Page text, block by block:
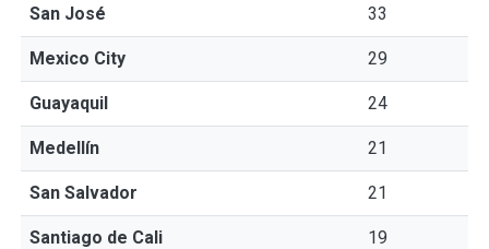
San José 33
Mexico City 29
Guayaquil 24
Medellín 21
San Salvador 21
Santiago de Cali 19